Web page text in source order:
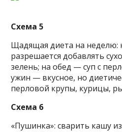
Схема 5
Щадящая диета на неделю:
разрешается добавлять
зелень; на обед — суп с
ужин — вкусное, но
перловой крупы, курицы,
Схема 6
«Пушинка»: сварить кашу